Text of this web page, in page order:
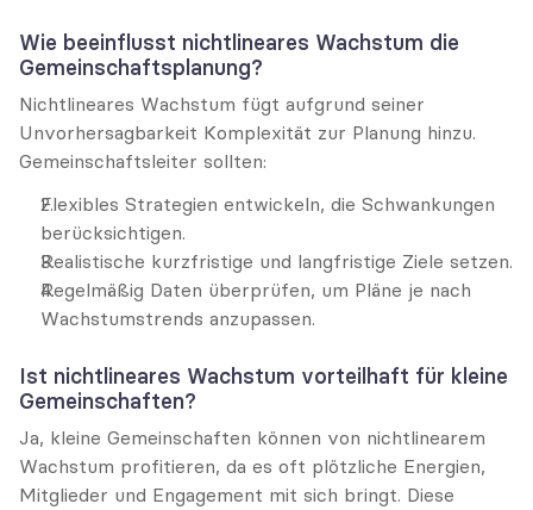
Wie beeinflusst nichtlineares Wachstum die
Gemeinschaftsplanung?
Nichtlineares Wachstum fügt aufgrund seiner
Unvorhersagbarkeit Komplexität zur Planung hinzu.
Gemeinschaftsleiter sollten:
Flexibles Strategien entwickeln, die Schwankungen
berücksichtigen.
Realistische kurzfristige und langfristige Ziele setzen.
Regelmäßig Daten überprüfen, um Pläne je nach
Wachstumstrends anzupassen.
Ist nichtlineares Wachstum vorteilhaft für kleine
Gemeinschaften?
Ja, kleine Gemeinschaften können von nichtlinearem
Wachstum profitieren, da es oft plötzliche Energien,
Mitglieder und Engagement mit sich bringt. Diese